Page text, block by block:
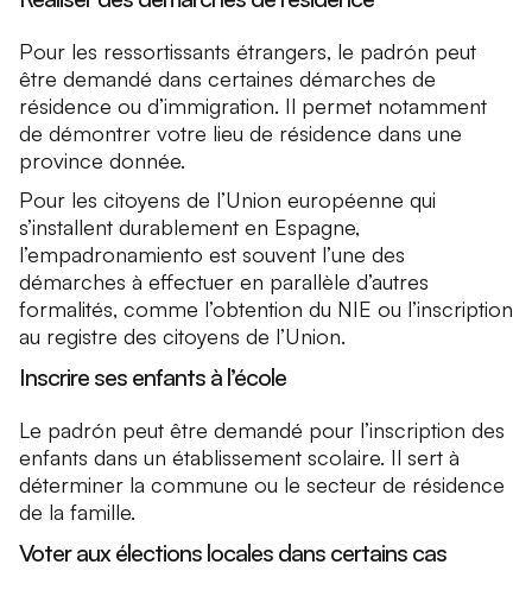
Pour les ressortissants étrangers, le padrón peut
être demandé dans certaines démarches de
résidence ou d’immigration. Il permet notamment
de démontrer votre lieu de résidence dans une
province donnée.
Pour les citoyens de l’Union européenne qui
s’installent durablement en Espagne,
l’empadronamiento est souvent l’une des
démarches à effectuer en parallèle d’autres
formalités, comme l’obtention du NIE ou l’inscription
au registre des citoyens de l’Union.
Inscrire ses enfants à l’école
Le padrón peut être demandé pour l’inscription des
enfants dans un établissement scolaire. Il sert à
déterminer la commune ou le secteur de résidence
de la famille.
Voter aux élections locales dans certains cas